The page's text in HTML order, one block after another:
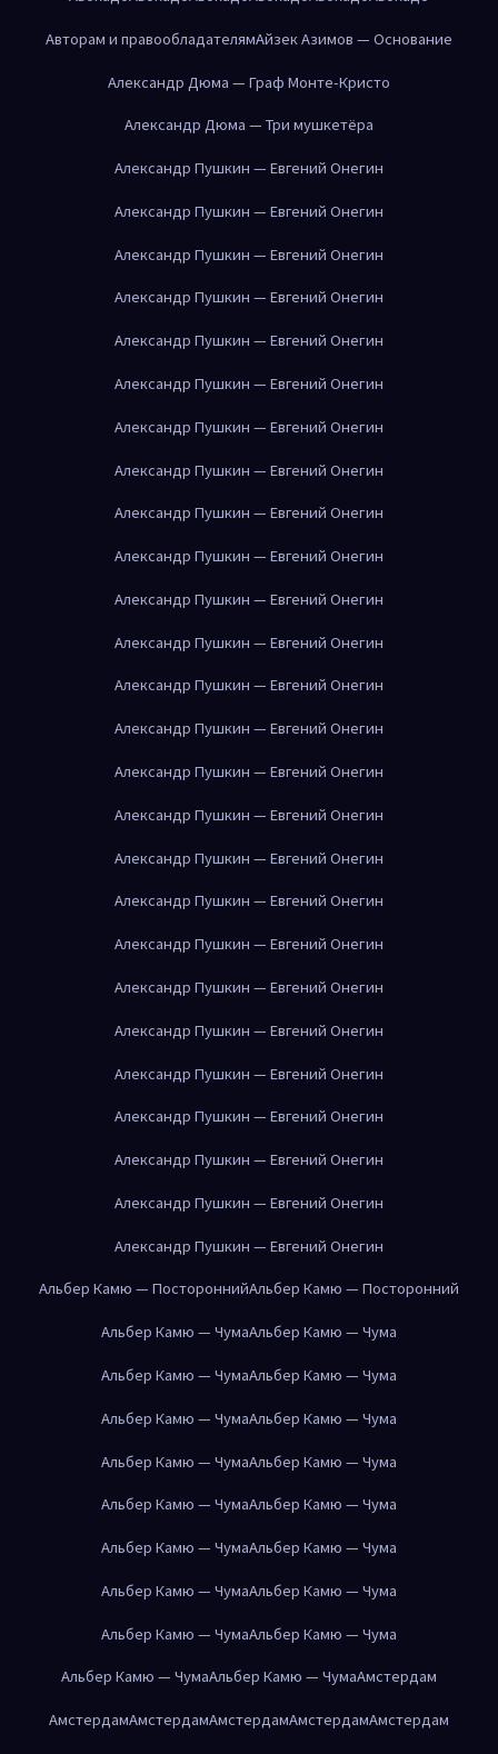
Авторам и правообладателямАйзек Азимов — Основание
Александр Дюма — Граф Монте-Кристо
Александр Дюма — Три мушкетёра
Александр Пушкин — Евгений Онегин
Александр Пушкин — Евгений Онегин
Александр Пушкин — Евгений Онегин
Александр Пушкин — Евгений Онегин
Александр Пушкин — Евгений Онегин
Александр Пушкин — Евгений Онегин
Александр Пушкин — Евгений Онегин
Александр Пушкин — Евгений Онегин
Александр Пушкин — Евгений Онегин
Александр Пушкин — Евгений Онегин
Александр Пушкин — Евгений Онегин
Александр Пушкин — Евгений Онегин
Александр Пушкин — Евгений Онегин
Александр Пушкин — Евгений Онегин
Александр Пушкин — Евгений Онегин
Александр Пушкин — Евгений Онегин
Александр Пушкин — Евгений Онегин
Александр Пушкин — Евгений Онегин
Александр Пушкин — Евгений Онегин
Александр Пушкин — Евгений Онегин
Александр Пушкин — Евгений Онегин
Александр Пушкин — Евгений Онегин
Александр Пушкин — Евгений Онегин
Александр Пушкин — Евгений Онегин
Александр Пушкин — Евгений Онегин
Александр Пушкин — Евгений Онегин
Альбер Камю — ПостороннийАльбер Камю — Посторонний
Альбер Камю — ЧумаАльбер Камю — Чума
Альбер Камю — ЧумаАльбер Камю — Чума
Альбер Камю — ЧумаАльбер Камю — Чума
Альбер Камю — ЧумаАльбер Камю — Чума
Альбер Камю — ЧумаАльбер Камю — Чума
Альбер Камю — ЧумаАльбер Камю — Чума
Альбер Камю — ЧумаАльбер Камю — Чума
Альбер Камю — ЧумаАльбер Камю — Чума
Альбер Камю — ЧумаАльбер Камю — ЧумаАмстердам
АмстердамАмстердамАмстердамАмстердамАмстердам